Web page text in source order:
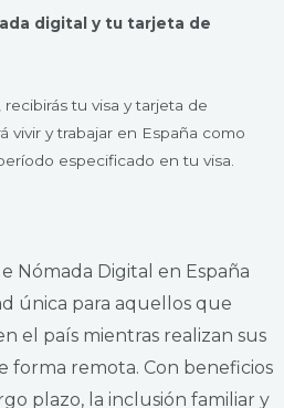
digital y tu tarjeta de
tu visa y tarjeta de
vivir y trabajar en España como
especificado en tu visa.
Nómada Digital en España
única para aquellos que
el país mientras realizan sus
forma remota. Con beneficios
plazo, la inclusión familiar y